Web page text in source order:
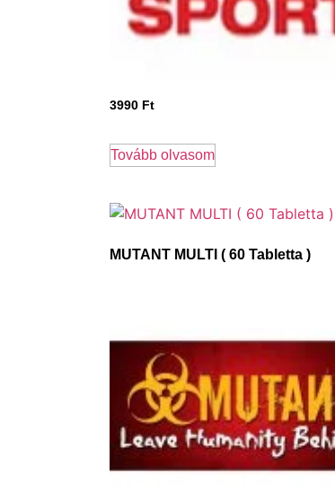
3990 Ft
Tovább olvasom
MUTANT MULTI ( 60 Tabletta )